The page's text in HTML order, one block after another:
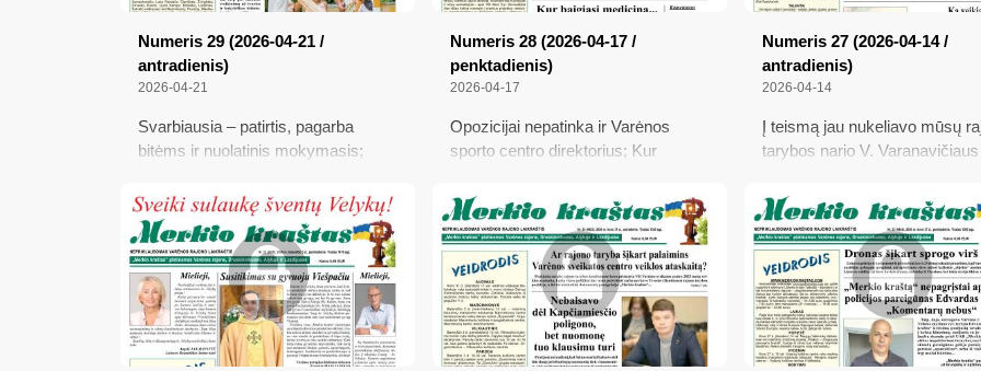
Numeris 29 (2026-04-21 /
antradienis)
2026-04-21
Svarbiausia – patirtis, pagarba
bitėms ir nuolatinis mokymasis;
deklaravimas: ką svarbu žinoti
ūkininkams; Paskirstė valstybės
biudžeto pinigus politinėms
partijoms; Ką svarbu žinoti apie
kompensuojamą sveikatos priežiūrą
Numeris 28 (2026-04-17 /
penktadienis)
2026-04-17
Opozicijai nepatinka ir Varėnos
sporto centro direktorius; Kur
Varėnos rajono gyventojų trūksta...
maisto; Švenčių šurmulys išblėsta,
o knyga lieka; Seimas laikinai
sumažino akcizą dyzeliniam kurui;
Mums neįdomu, ką jūs apie mus
galvojat, nes mes apie jus apskritai
negalvojam!
Numeris 27 (2026-04-14 /
antradienis)
2026-04-14
Į teismą jau nukeliavo mūsų
tarybos nario V. Varanavičiaus
patarėju tapęs buvęs aktorius
verslininkas; Priėmimas į
ir darželius vyks per naują
Ką gyventojai turėtų žinoti apie
pajamų deklaravimą?